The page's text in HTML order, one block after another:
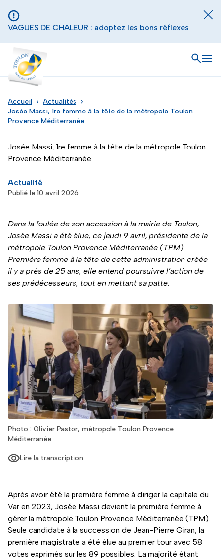
VAGUES DE CHALEUR : adoptez les bons réflexes
Toulon - Port du levant, retour à l'accueil
Ouvrir
Accueil
Actualités
Josée Massi, 1re femme à la tête de la métropole Toulon
Provence Méditerranée
Josée Massi, 1re femme à la tête de la métropole Toulon
Provence Méditerranée
Actualité
Publié le 10 avril 2026
Dans la foulée de son accession à la mairie de Toulon,
Josée Massi a été élue, ce jeudi 9 avril, présidente de la
métropole Toulon Provence Méditerranée (TPM).
Première femme à la tête de cette administration créée
il y a près de 25 ans, elle entend poursuivre l’action de
ses prédécesseurs, tout en mettant sa patte.
Photo : Olivier Pastor, métropole Toulon Provence
Méditerranée
Lire la transcription
Après avoir été la première femme à diriger la capitale du
Var en 2023, Josée Massi devient la première femme à
gérer la métropole Toulon Provence Méditerranée (TPM).
Seule candidate à la succession de Jean-Pierre Giran, la
première magistrate a été élue au premier tour avec 58
votes exprimés sur les 89 possibles. La majorité étant